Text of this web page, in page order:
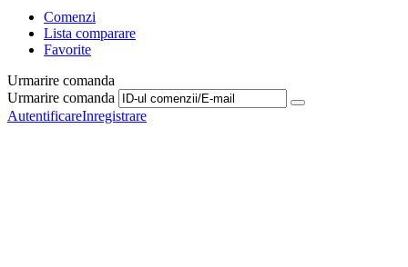
Comenzi
Lista comparare
Favorite
Urmarire comanda
Urmarire comanda
AutentificareInregistrare